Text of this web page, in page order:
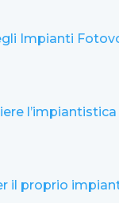
Impianti
il proprio